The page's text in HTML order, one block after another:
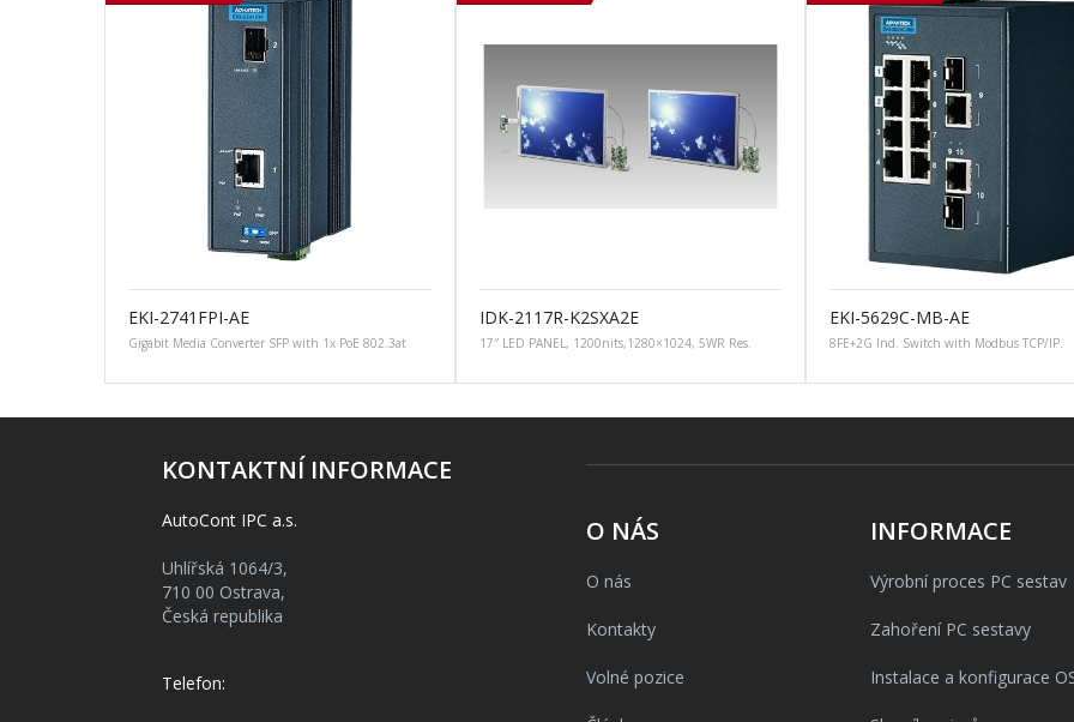
EKI-2741FPI-AE
Gigabit Media Converter SFP with 1x PoE 802.3at
IDK-2117R-K2SXA2E
17″ LED PANEL, 1200nits,1280×1024, 5WR Res.
EKI-5629C-MB-AE
8FE+2G Ind. Switch with Modbus TCP/IP.
KONTAKTNÍ INFORMACE
AutoCont IPC a.s.
Uhlířská 1064/3,
710 00 Ostrava,
Česká republika
Telefon:
O NÁS
O nás
Kontakty
Volné pozice
INFORMACE
Výrobní proces PC sestav
Zahoření PC sestavy
Instalace a konfigurace